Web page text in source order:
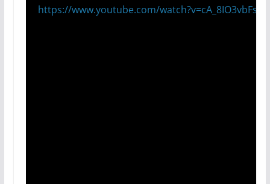
https://www.youtube.com/watch?v=cA_8IO3vbFs